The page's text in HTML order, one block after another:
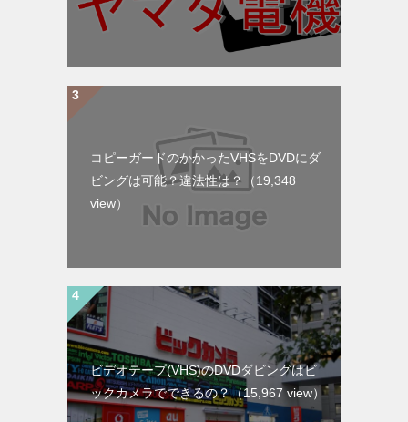
コピーガードのかかったVHSをDVDにダ
ビングは可能？違法性は？
（19,348
view）
ビデオテープ(VHS)のDVDダビングはビ
ックカメラでできるの？（15,967 view）